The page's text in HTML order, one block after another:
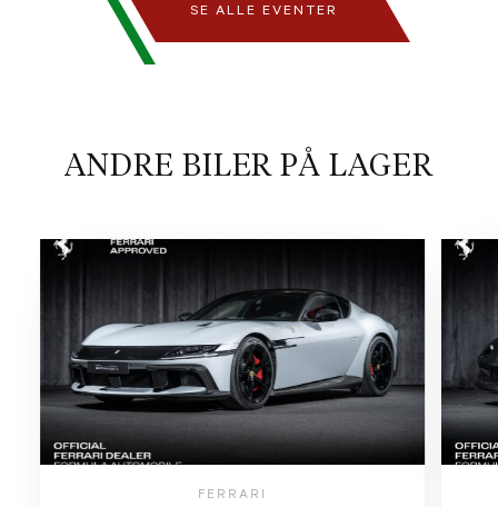
SE ALLE EVENTER
ANDRE BILER PÅ LAGER
FERRARI